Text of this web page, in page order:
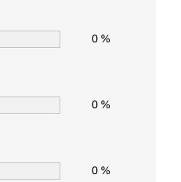
0 %
0 %
0 %